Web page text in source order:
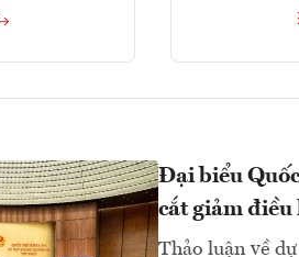
Đại biểu
cắt giảm
Thảo luận về